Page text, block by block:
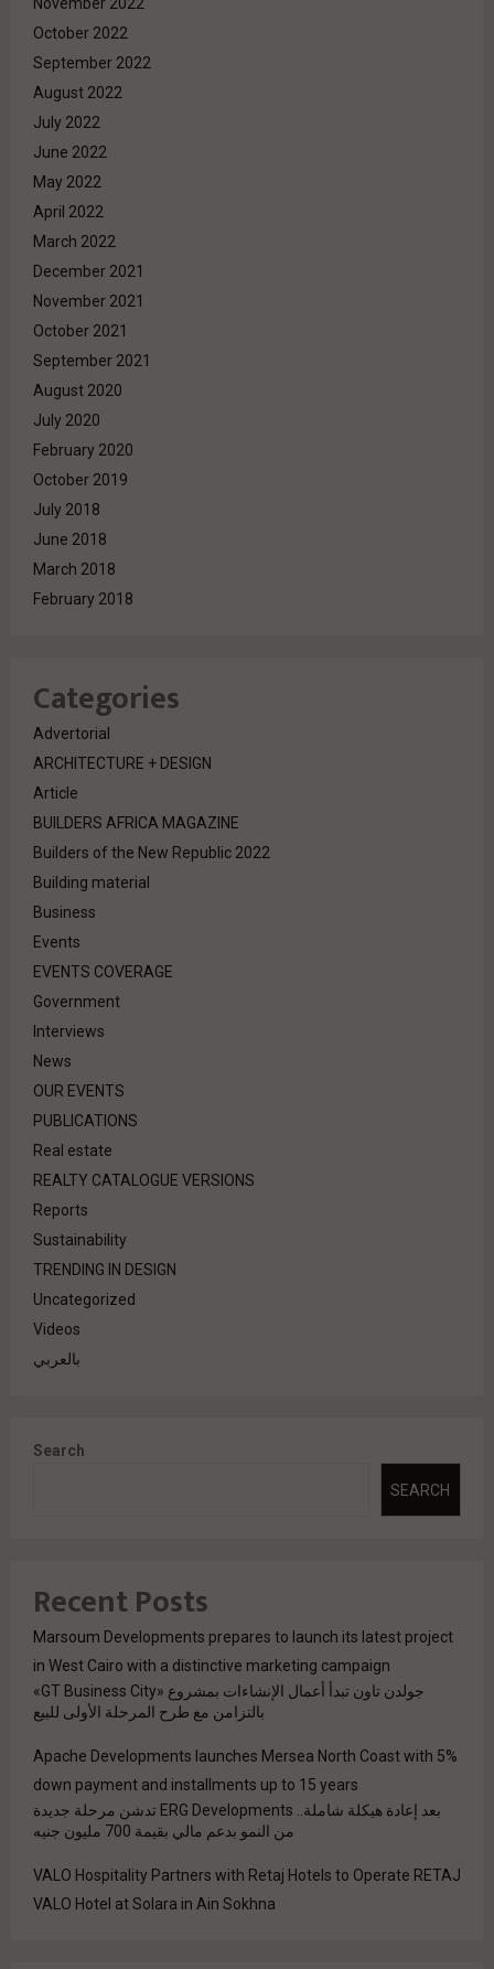
November 2022
October 2022
September 2022
August 2022
July 2022
June 2022
May 2022
April 2022
March 2022
December 2021
November 2021
October 2021
September 2021
August 2020
July 2020
February 2020
October 2019
July 2018
June 2018
March 2018
February 2018
Categories
Advertorial
ARCHITECTURE + DESIGN
Article
BUILDERS AFRICA MAGAZINE
Builders of the New Republic 2022
Building material
Business
Events
EVENTS COVERAGE
Government
Interviews
News
OUR EVENTS
PUBLICATIONS
Real estate
REALTY CATALOGUE VERSIONS
Reports
Sustainability
TRENDING IN DESIGN
Uncategorized
Videos
بالعربي
Search
SEARCH
Recent Posts
Marsoum Developments prepares to launch its latest project
in West Cairo with a distinctive marketing campaign
جولدن تاون تبدأ أعمال الإنشاءات بمشروع «GT Business City»
بالتزامن مع طرح المرحلة الأولى للبيع
Apache Developments launches Mersea North Coast with 5%
down payment and installments up to 15 years
بعد إعادة هيكلة شاملة.. ERG Developments تدشن مرحلة جديدة
من النمو بدعم مالي بقيمة 700 مليون جنيه
VALO Hospitality Partners with Retaj Hotels to Operate RETAJ
VALO Hotel at Solara in Ain Sokhna